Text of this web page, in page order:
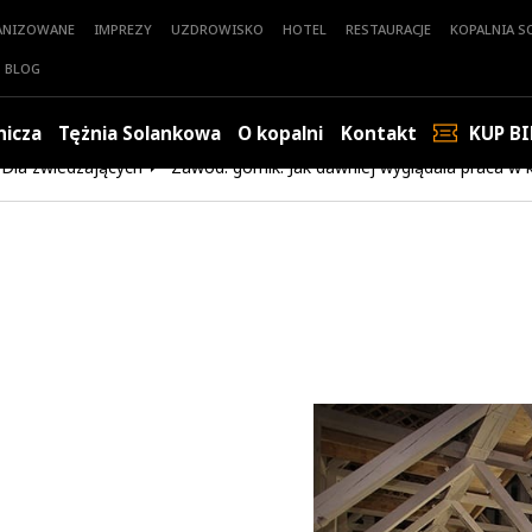
IMPREZY UZDROWISKO HOTEL RESTAURACJE
KOPALNIA
BLOG
Tężnia Solankowa O kopalni Kontakt KUP
Dla zwiedzających Zawód: górnik. Jak dawniej wyglądała praca w